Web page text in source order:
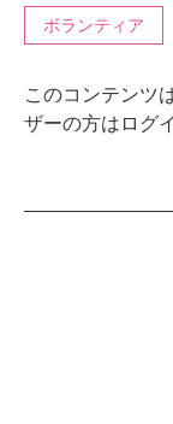
ボランティア
このコンテンツ
ザーの方はログ